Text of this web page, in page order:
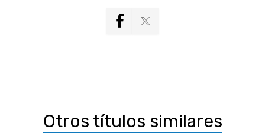
Otros títulos similares